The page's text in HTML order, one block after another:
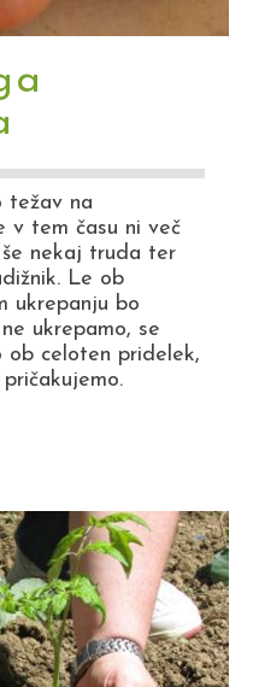
težav na
v tem času ni več
nekaj truda ter
Le ob
ukrepanju bo
ukrepamo, se
ob celoten pridelek,